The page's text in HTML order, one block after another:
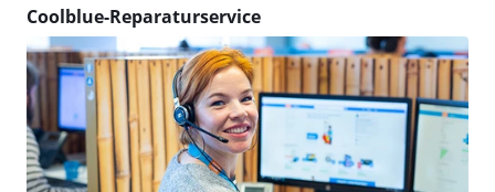
Coolblue-Reparaturservice